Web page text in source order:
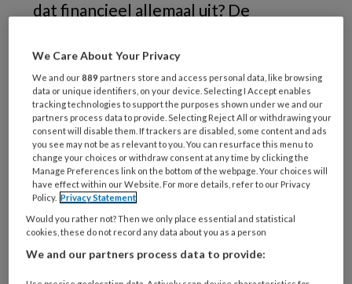
dat financieel allemaal uit? De
voorschriften maken over
bedrijfsvoering en hygiëne. Maar niet
over kwaliteit. De overheid perst
tandartsen in een keurslijf waarbij
geprobeerd wordt tandartsen met
minimale inspanning - en met minimale
kosten - nog net acceptabele kwaliteit
te leveren. Rik vraagt zich af of dit een
werkbare situatie is.
We Care About Your Privacy
We and our889 partners store and access personal data, like browsing
data or unique identifiers, on your device. Selecting I Accept enables
tracking technologies to support the purposes shown under we and our
partners process data to provide. Selecting Reject All or withdrawing your
consent will disable them. If trackers are disabled, some content and ads
you see may not be as relevant to you. You can resurface this menu to
change your choices or withdraw consent at any time by clicking the
Manage Preferences link on the bottom of the webpage. Your choices will
have effect within our Website. For more details, refer to our Privacy
Policy. Privacy Statement
Would you rather not? Then we only place essential and statistical
cookies, these do not record any data about you as a person
We and our partners process data to provide: